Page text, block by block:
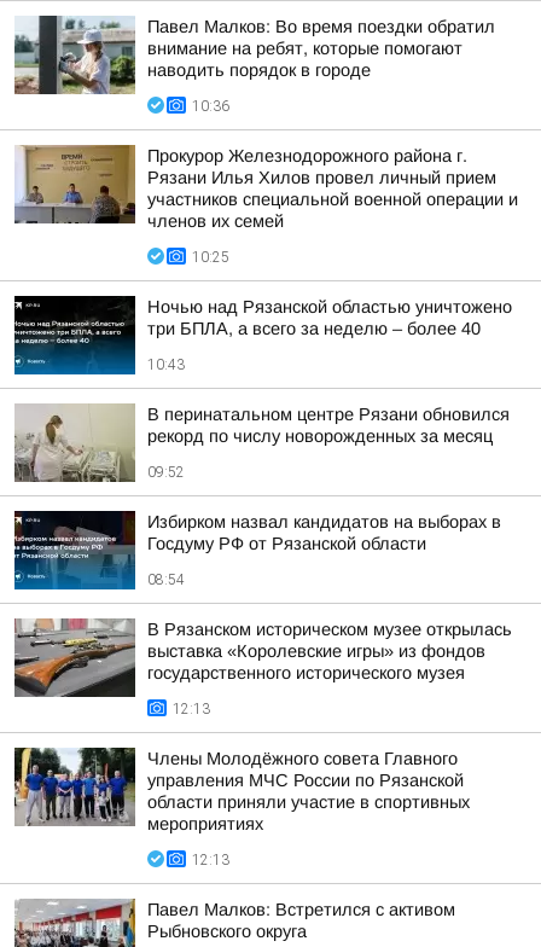
Павел Малков: Во время поездки обратил
внимание на ребят, которые помогают
наводить порядок в городе
10:36
Прокурор Железнодорожного района г.
Рязани Илья Хилов провел личный прием
участников специальной военной операции и
членов их семей
10:25
Ночью над Рязанской областью уничтожено
три БПЛА, а всего за неделю – более 40
10:43
В перинатальном центре Рязани обновился
рекорд по числу новорожденных за месяц
09:52
Избирком назвал кандидатов на выборах в
Госдуму РФ от Рязанской области
08:54
В Рязанском историческом музее открылась
выставка «Королевские игры» из фондов
государственного исторического музея
12:13
Члены Молодёжного совета Главного
управления МЧС России по Рязанской
области приняли участие в спортивных
мероприятиях
12:13
Павел Малков: Встретился с активом
Рыбновского округа